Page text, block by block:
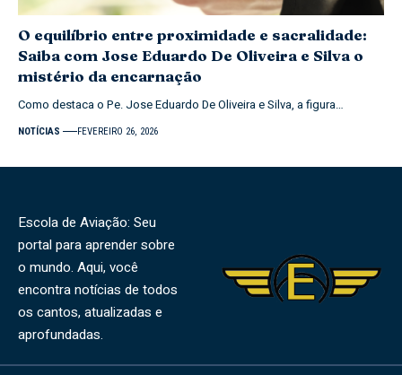
O equilíbrio entre proximidade e sacralidade:
Saiba com Jose Eduardo De Oliveira e Silva o
mistério da encarnação
Como destaca o Pe. Jose Eduardo De Oliveira e Silva, a figura…
NOTÍCIAS FEVEREIRO 26, 2026
Escola de Aviação: Seu
portal para aprender sobre
o mundo. Aqui, você
encontra notícias de todos
os cantos, atualizadas e
aprofundadas.